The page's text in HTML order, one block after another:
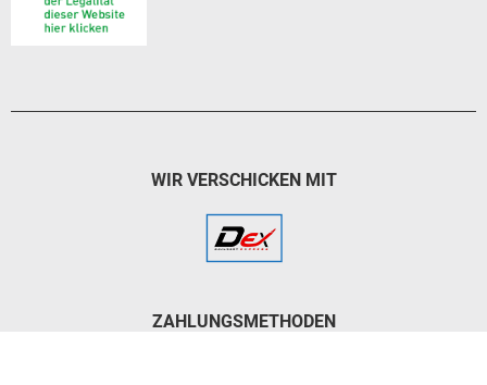
WIR VERSCHICKEN MIT
ZAHLUNGSMETHODEN